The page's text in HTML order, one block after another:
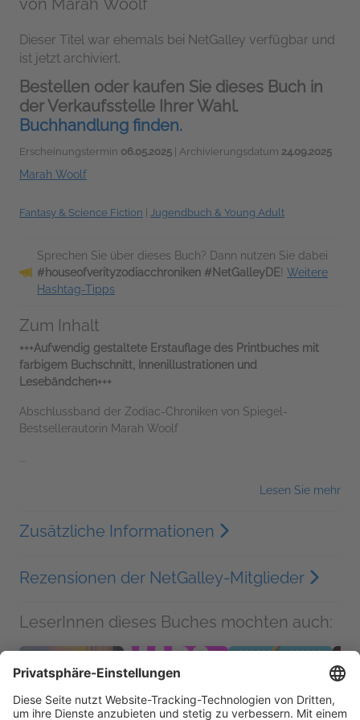
von Marah Woolf
Dieser Titel war ehemals bei NetGalley verfügbar und
ist jetzt archiviert.
Bestellen oder kaufen Sie dieses Buch in
der Verkaufsstelle Ihrer Wahl.
Buchhandlung finden.
Erscheinungstermin 06.05.2025 | Archivierungsdatum 24.09.2025
Marah Woolf
Fantasy & Science Fiction Jugendbuch & Young Adult
Sprechen Sie über dieses Buch? Dann nutzen Sie dabei
#houseofverityzodiacchroniken #NetGalleyDE! Weitere
Hashtag-Tipps
Zum Inhalt
+++Aufwendig gestaltete Erstauflage des Printbuches mit
farbigem Buchschnitt, Innenillustrationen und
Lesebändchen+++
Abschlussband der Zodiac-Chroniken von Spiegel-
Bestsellerautorin Marah Woolf
Lesen Sie mehr
Zusätzliche Informationen
Rezensionen der NetGalley-Mitglieder
LeserInnen dieses Buches mochten auch: